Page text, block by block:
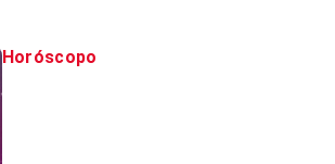
Horóscopo